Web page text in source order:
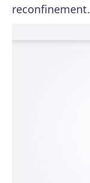
reconfinement.